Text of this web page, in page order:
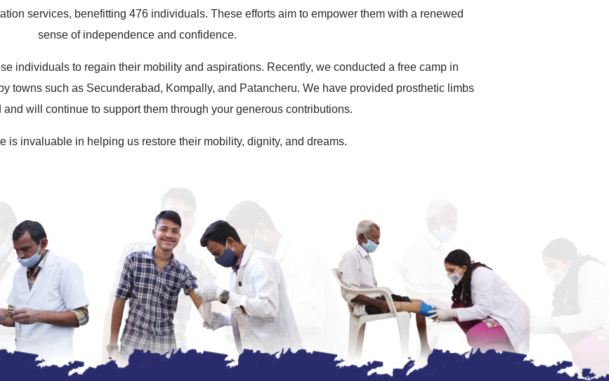
services, benefitting 476 individuals. These efforts aim to empower them with a renewed
sense of independence and confidence.
individuals to regain their mobility and aspirations. Recently, we conducted a free camp in
towns such as Secunderabad, Kompally, and Patancheru. We have provided prosthetic limbs
and will continue to support them through your generous contributions.
is invaluable in helping us restore their mobility, dignity, and dreams.